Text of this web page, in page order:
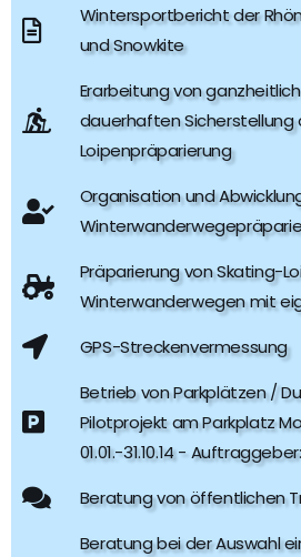
Wintersportbericht der
und Snowkite
Erarbeitung von
dauerhaften Sicherstellung
Loipenpräparierung
Organisation und
Präparierung von Skating-
Winterwanderwegen mit
GPS-Streckenvermessung
Betrieb von Parkplätzen /
Pilotprojekt am Parkplatz
01.01.-31.10.14 -
Beratung von öffentlichen
Beratung bei der Auswahl